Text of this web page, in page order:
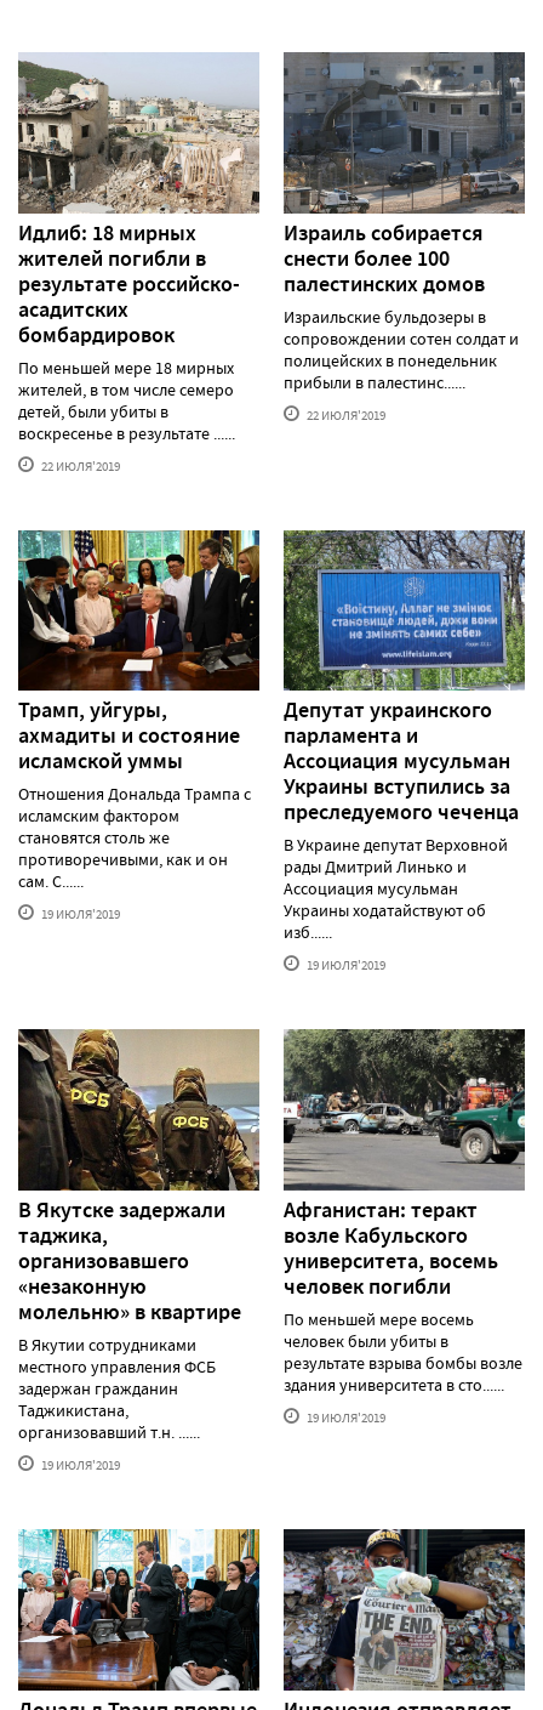
Идлиб: 18 мирных
жителей погибли в
результате российско-
асадитских
бомбардировок
По меньшей мере 18 мирных
жителей, в том числе семеро
детей, были убиты в
воскресенье в результате ......
22 ИЮЛЯ'2019
Израиль собирается
снести более 100
палестинских домов
Израильские бульдозеры в
сопровождении сотен солдат и
полицейских в понедельник
прибыли в палестинс......
22 ИЮЛЯ'2019
Трамп, уйгуры,
ахмадиты и состояние
исламской уммы
Отношения Дональда Трампа с
исламским фактором
становятся столь же
противоречивыми, как и он
сам. С......
19 ИЮЛЯ'2019
Депутат украинского
парламента и
Ассоциация мусульман
Украины вступились за
преследуемого чеченца
В Украине депутат Верховной
рады Дмитрий Линько и
Ассоциация мусульман
Украины ходатайствуют об
изб......
19 ИЮЛЯ'2019
В Якутске задержали
таджика,
организовавшего
«незаконную
молельню» в квартире
В Якутии сотрудниками
местного управления ФСБ
задержан гражданин
Таджикистана,
организовавший т.н. ......
19 ИЮЛЯ'2019
Афганистан: теракт
возле Кабульского
университета, восемь
человек погибли
По меньшей мере восемь
человек были убиты в
результате взрыва бомбы возле
здания университета в сто......
19 ИЮЛЯ'2019